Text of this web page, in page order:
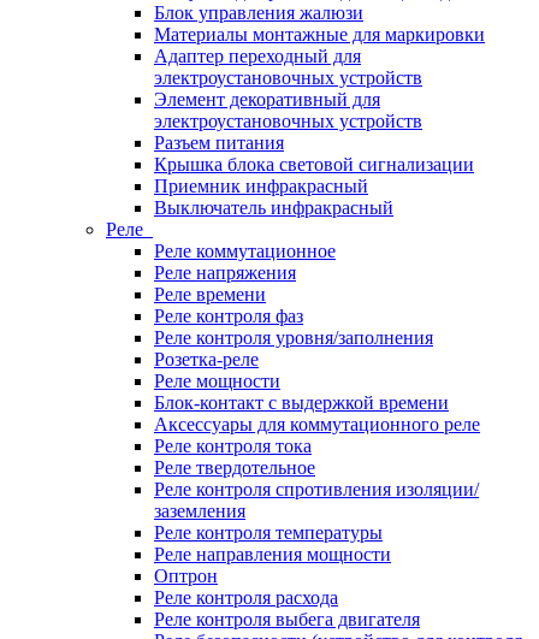
Блок управления жалюзи
Материалы монтажные для маркировки
Адаптер переходный для
электроустановочных устройств
Элемент декоративный для
электроустановочных устройств
Разъем питания
Крышка блока световой сигнализации
Приемник инфракрасный
Выключатель инфракрасный
Реле
Реле коммутационное
Реле напряжения
Реле времени
Реле контроля фаз
Реле контроля уровня/заполнения
Розетка-реле
Реле мощности
Блок-контакт с выдержкой времени
Аксессуары для коммутационного реле
Реле контроля тока
Реле твердотельное
Реле контроля спротивления изоляции/
заземления
Реле контроля температуры
Реле направления мощности
Оптрон
Реле контроля расхода
Реле контроля выбега двигателя